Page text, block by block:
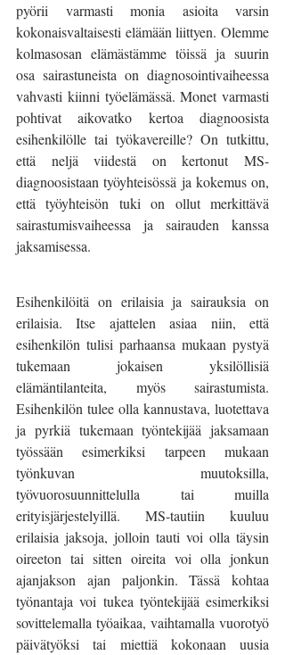
pyörii varmasti monia asioita varsin
kokonaisvaltaisesti elämään liittyen. Olemme
kolmasosan elämästämme töissä ja suurin
osa sairastuneista on diagnosointivaiheessa
vahvasti kiinni työelämässä. Monet varmasti
pohtivat aikovatko kertoa diagnoosista
esihenkilölle tai työkavereille? On tutkittu,
että neljä viidestä on kertonut MS-
diagnoosistaan työyhteisössä ja kokemus on,
että työyhteisön tuki on ollut merkittävä
sairastumisvaiheessa ja sairauden kanssa
jaksamisessa.
Esihenkilöitä on erilaisia ja sairauksia on
erilaisia. Itse ajattelen asiaa niin, että
esihenkilön tulisi parhaansa mukaan pystyä
tukemaan jokaisen yksilöllisiä
elämäntilanteita, myös sairastumista.
Esihenkilön tulee olla kannustava, luotettava
ja pyrkiä tukemaan työntekijää jaksamaan
työssään esimerkiksi tarpeen mukaan
työnkuvan muutoksilla,
työvuorosuunnittelulla tai muilla
erityisjärjestelyillä. MS-tautiin kuuluu
erilaisia jaksoja, jolloin tauti voi olla täysin
oireeton tai sitten oireita voi olla jonkun
ajanjakson ajan paljonkin. Tässä kohtaa
työnantaja voi tukea työntekijää esimerkiksi
sovittelemalla työaikaa, vaihtamalla vuorotyö
päivätyöksi tai miettiä kokonaan uusia